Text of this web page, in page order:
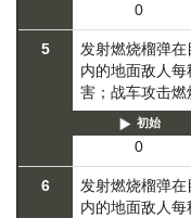
0
5 发射燃烧榴弹
内的地面敌人
害；战车攻击
初始
0
6 发射燃烧榴弹
内的地面敌人